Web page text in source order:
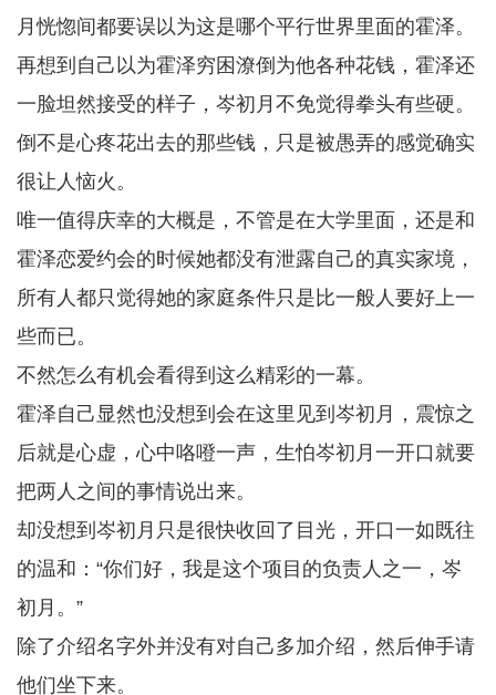
月恍惚间都要误以为这是哪个平行世界里面的霍泽。
再想到自己以为霍泽穷困潦倒为他各种花钱，霍泽还
一脸坦然接受的样子，岑初月不免觉得拳头有些硬。
倒不是心疼花出去的那些钱，只是被愚弄的感觉确实
很让人恼火。
唯一值得庆幸的大概是，不管是在大学里面，还是和
霍泽恋爱约会的时候她都没有泄露自己的真实家境，
所有人都只觉得她的家庭条件只是比一般人要好上一
些而已。
不然怎么有机会看得到这么精彩的一幕。
霍泽自己显然也没想到会在这里见到岑初月，震惊之
后就是心虚，心中咯噔一声，生怕岑初月一开口就要
把两人之间的事情说出来。
却没想到岑初月只是很快收回了目光，开口一如既往
的温和：“你们好，我是这个项目的负责人之一，岑
初月。”
除了介绍名字外并没有对自己多加介绍，然后伸手请
他们坐下来。